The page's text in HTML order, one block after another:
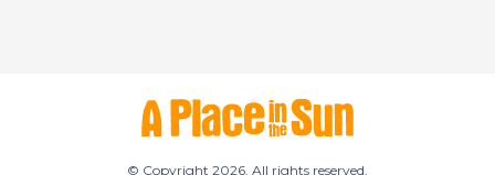
© Copyright 2026. All rights reserved.